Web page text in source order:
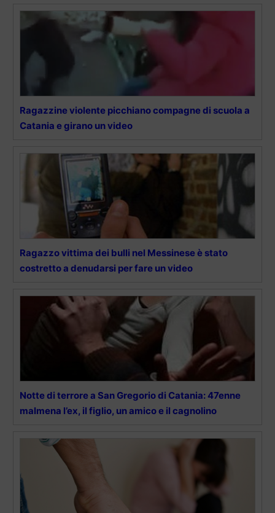
Ragazzine violente picchiano compagne di scuola a
Catania e girano un video
Ragazzo vittima dei bulli nel Messinese è stato
costretto a denudarsi per fare un video
Notte di terrore a San Gregorio di Catania: 47enne
malmena l’ex, il figlio, un amico e il cagnolino